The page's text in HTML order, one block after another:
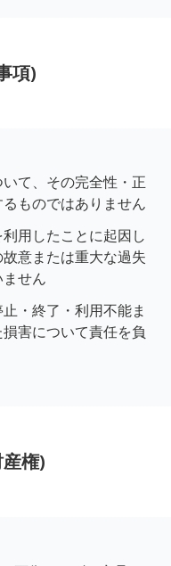
項)
て、その完全性・正
ものではありません
用したことに起因し
意または重大な過失
せん
・終了・利用不能ま
害について責任を負
権)